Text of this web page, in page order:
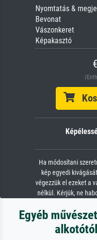
Nyomtatás &
Bevonat
Vászonkeret
Képakasztó
Ha módosítani
kép egyedi
végezzük el ezeket a
nélkül. Kérjük, ne
Egyéb